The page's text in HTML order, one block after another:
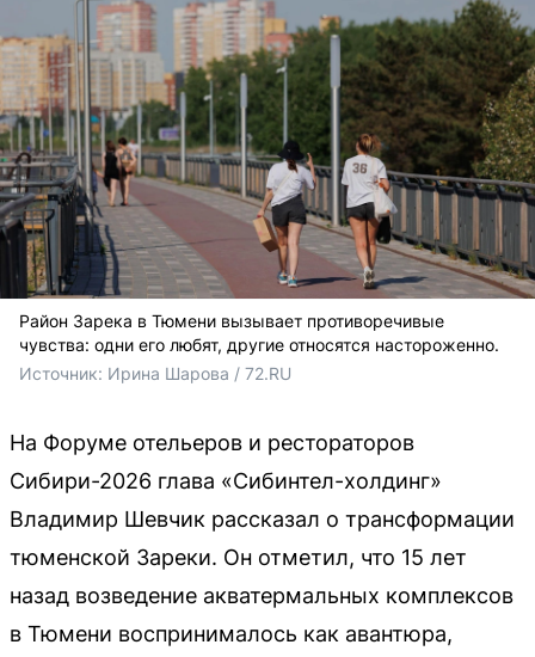
Район Зарека в Тюмени вызывает противоречивые
чувства: одни его любят, другие относятся настороженно.
Источник: Ирина Шарова / 72.RU
На Форуме отельеров и рестораторов
Сибири-2026 глава «Сибинтел-холдинг»
Владимир Шевчик рассказал о трансформации
тюменской Зареки. Он отметил, что 15 лет
назад возведение акватермальных комплексов
в Тюмени воспринималось как авантюра,